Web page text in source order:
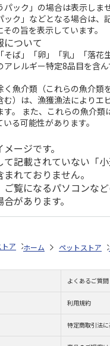
パック」の場合は表示しま
ック」などとなる場合は、
の旨を表示しています。
について
そば」「卵」「乳」「落花
アレルギー特定8品目を含
魚介類（これらの魚介類
む）は、漁獲漁法によりエ
す。 また、これらの魚介類
る可能性があります。
ージです。
て記載されていない「
れておりません。
ご覧になるパソコンな
があります。
ア 散歩・おでかけ キ
ホーム ペットストア
よくあるご質問
利用規約
特定商取引法